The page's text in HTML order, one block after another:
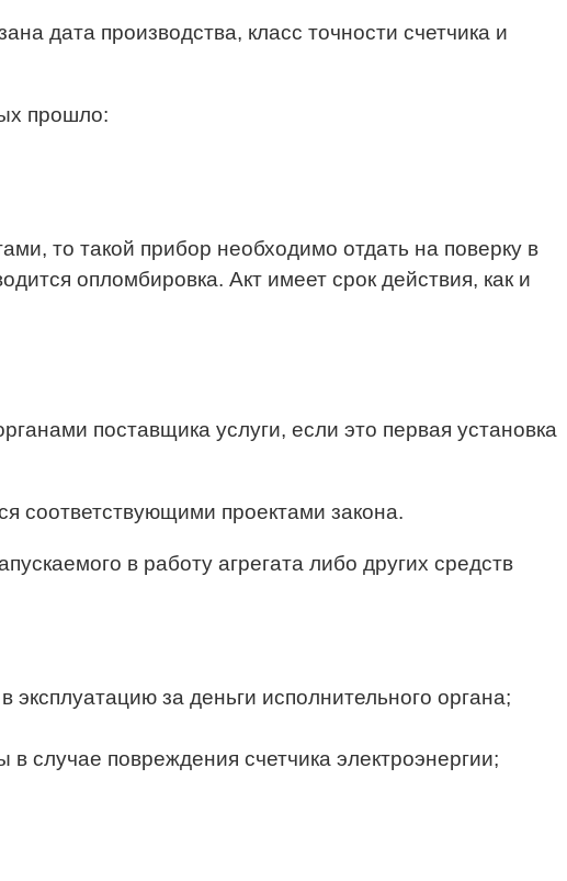
дата производства, класс точности счетчика и
прошло:
то такой прибор необходимо отдать на поверку в
опломбировка. Акт имеет срок действия, как и
поставщика услуги, если это первая установка
соответствующими проектами закона.
в работу агрегата либо других средств
за деньги исполнительного органа;
случае повреждения счетчика электроэнергии;